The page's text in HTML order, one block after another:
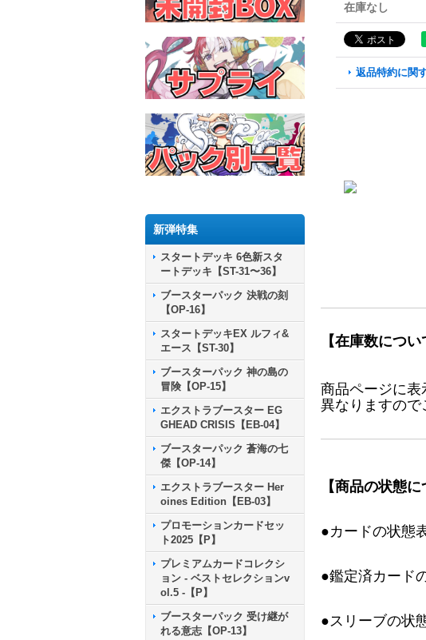
新弾特集
スタートデッキ 6色新スタ
ートデッキ【ST-31〜36】
ブースターパック 決戦の刻
【OP-16】
スタートデッキEX ルフィ&
エース【ST-30】
ブースターパック 神の島の
冒険【OP-15】
エクストラブースター EG
GHEAD CRISIS【EB-04】
ブースターパック 蒼海の七
傑【OP-14】
エクストラブースター Her
oines Edition【EB-03】
プロモーションカードセッ
ト2025【P】
プレミアムカードコレクシ
ョン - ベストセレクションv
ol.5 -【P】
ブースターパック 受け継が
れる意志【OP-13】
在庫なし
返品特約に関
【在庫数につい
商品ページに表
異なりますので
【商品の状態に
●カードの状態
●鑑定済カード
●スリーブの状